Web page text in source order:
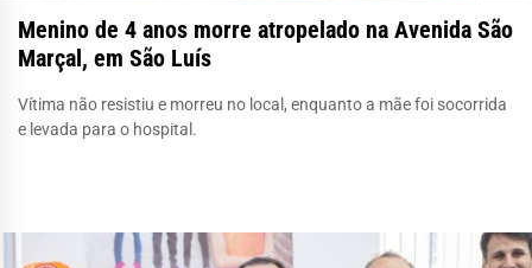
Menino de 4 anos morre atropelado na Avenida São
Marçal, em São Luís
Vítima não resistiu e morreu no local, enquanto a mãe foi socorrida
e levada para o hospital.